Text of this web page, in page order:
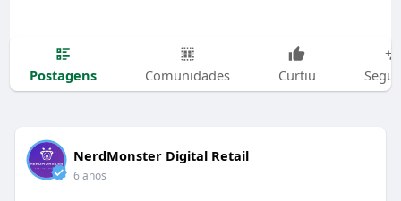
Postagens Comunidades Curtiu
NerdMonster Digital Retail
6 anos